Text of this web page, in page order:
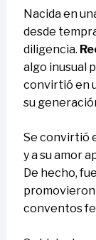
Nacida en
desde
diligencia.
algo inusual
convirtió en
su
Se convirtió
y a su amor
De hecho,
promovieron
conventos